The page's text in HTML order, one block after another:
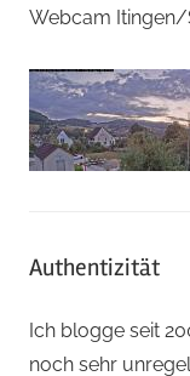
Webcam Itingen/
Authentizität
Ich blogge seit
noch sehr